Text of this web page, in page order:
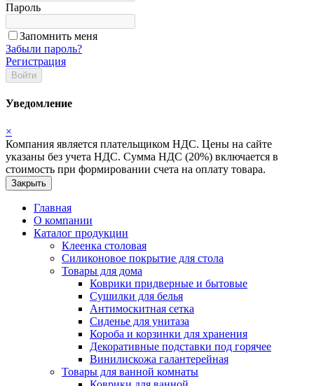
Пароль
Запомнить меня
Забыли пароль?
Регистрация
Войти
Уведомление
×
Компания является плательщиком НДС. Цены на сайте
указаны без учета НДС. Сумма НДС (20%) включается в
стоимость при формировании счета на оплату товара.
Закрыть
Главная
О компании
Каталог продукции
Клеенка столовая
Силиконовое покрытие для стола
Товары для дома
Коврики придверные и бытовые
Сушилки для белья
Антимоскитная сетка
Сиденье для унитаза
Короба и корзинки для хранения
Декоративные подставки под горячее
Винилискожа галантерейная
Товары для ванной комнаты